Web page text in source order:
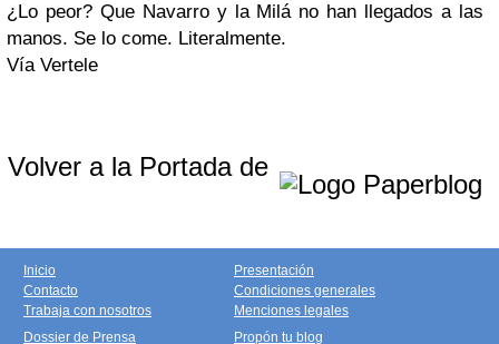
¿Lo peor? Que Navarro y la Milá no han llegados a las
manos. Se lo come. Literalmente.
Vía Vertele
Volver a la Portada de
Inicio
Contacto
Trabaja con nosotros
Presentación
Condiciones generales
Menciones legales
Dossier de Prensa
Propón tu blog